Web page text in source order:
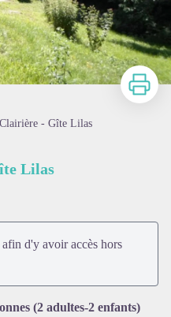
l'image en plein écran
Imprimer
- Gîte Lilas
Lilas
d'y avoir accès hors
(2 adultes-2 enfants)